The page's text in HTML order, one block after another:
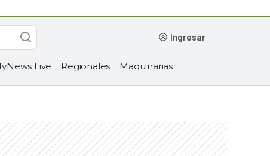
ingresar
Live Regionales Maquinarias